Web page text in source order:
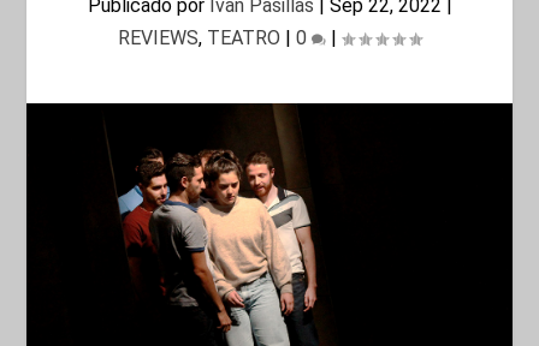
Publicado por Ivan Pasillas | Sep 22, 2022 |
REVIEWS, TEATRO | 0 |